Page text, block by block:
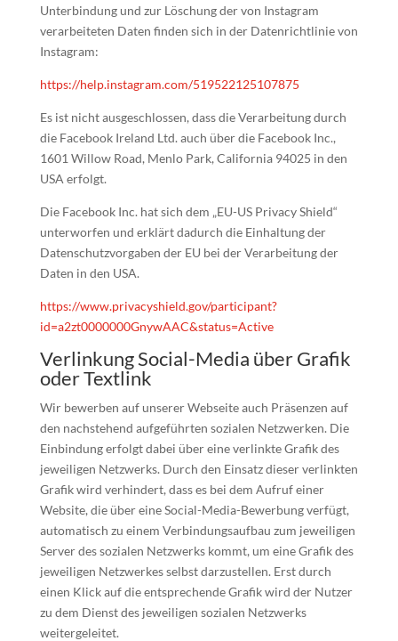
Unterbindung und zur Löschung der von Instagram
verarbeiteten Daten finden sich in der Datenrichtlinie von
Instagram:
https://help.instagram.com/519522125107875
Es ist nicht ausgeschlossen, dass die Verarbeitung durch
die Facebook Ireland Ltd. auch über die Facebook Inc.,
1601 Willow Road, Menlo Park, California 94025 in den
USA erfolgt.
Die Facebook Inc. hat sich dem „EU-US Privacy Shield“
unterworfen und erklärt dadurch die Einhaltung der
Datenschutzvorgaben der EU bei der Verarbeitung der
Daten in den USA.
https://www.privacyshield.gov/participant?
id=a2zt0000000GnywAAC&status=Active
Verlinkung Social-Media über Grafik
oder Textlink
Wir bewerben auf unserer Webseite auch Präsenzen auf
den nachstehend aufgeführten sozialen Netzwerken. Die
Einbindung erfolgt dabei über eine verlinkte Grafik des
jeweiligen Netzwerks. Durch den Einsatz dieser verlinkten
Grafik wird verhindert, dass es bei dem Aufruf einer
Website, die über eine Social-Media-Bewerbung verfügt,
automatisch zu einem Verbindungsaufbau zum jeweiligen
Server des sozialen Netzwerks kommt, um eine Grafik des
jeweiligen Netzwerkes selbst darzustellen. Erst durch
einen Klick auf die entsprechende Grafik wird der Nutzer
zu dem Dienst des jeweiligen sozialen Netzwerks
weitergeleitet.